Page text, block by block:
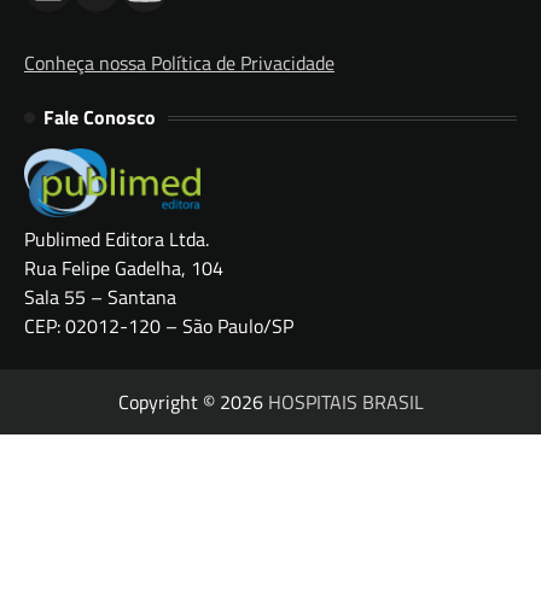
Conheça nossa Política de Privacidade
Fale Conosco
Publimed Editora Ltda.
Rua Felipe Gadelha, 104
Sala 55 – Santana
CEP: 02012-120 – São Paulo/SP
Copyright © 2026 HOSPITAIS BRASIL